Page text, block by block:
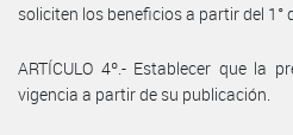
soliciten los beneficios a partir del 1°
ARTÍCULO 4º.- Establecer que la
vigencia a partir de su publicación.